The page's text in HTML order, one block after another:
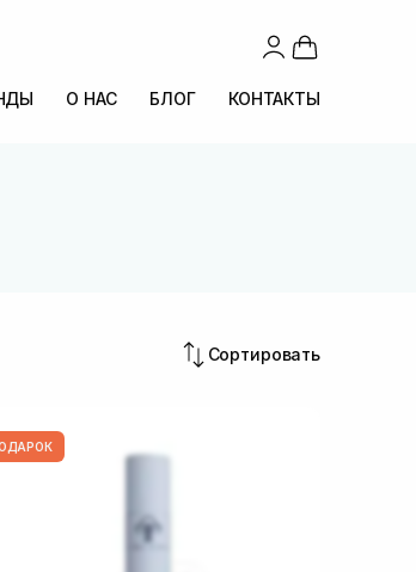
О НАС БЛОГ КОНТАКТЫ
Сортировать